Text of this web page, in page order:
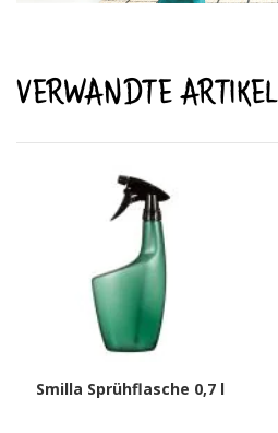
VERWANDTE ARTIKEL
Smilla Sprühflasche 0,7 l